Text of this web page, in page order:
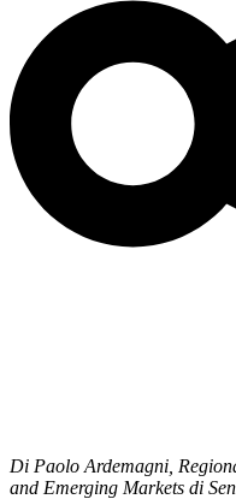
Di Paolo Ardemagni,
and Emerging Markets di